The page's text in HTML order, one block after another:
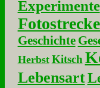
Experimente
Geschichte
Herbst Kitsch
Lebensart